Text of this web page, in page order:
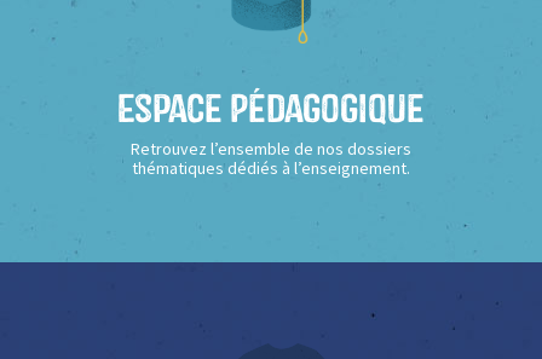
Espace Pédagogique
Retrouvez l’ensemble de nos dossiers
thématiques dédiés à l’enseignement.